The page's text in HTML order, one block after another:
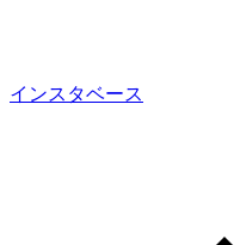
インスタベース